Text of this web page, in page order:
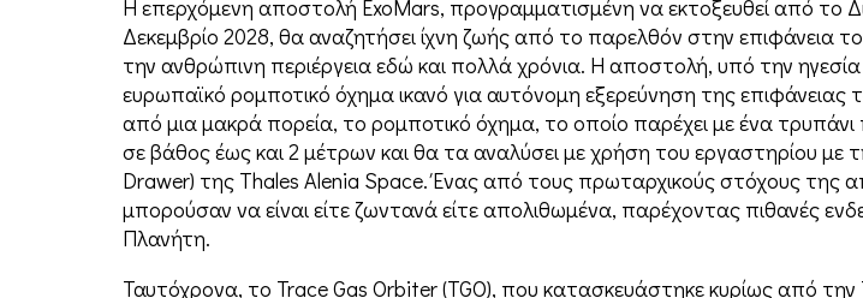
Η επερχόμενη αποστολή ExoMars, προγραμματισμένη να εκτοξευθεί από το
Δεκεμβρίο 2028, θα αναζητήσει ίχνη ζωής από το παρελθόν στην επιφάνεια
την ανθρώπινη περιέργεια εδώ και πολλά χρόνια. Η αποστολή, υπό την
ευρωπαϊκό ρομποτικό όχημα ικανό για αυτόνομη εξερεύνηση της
από μια μακρά πορεία, το ρομποτικό όχημα, το οποίο παρέχει με ένα
σε βάθος έως και 2 μέτρων και θα τα αναλύσει με χρήση του εργαστηρίου
Drawer) της Thales Alenia Space. Ένας από τους πρωταρχικούς στόχους της
μπορούσαν να είναι είτε ζωντανά είτε απολιθωμένα, παρέχοντας πιθανές
Πλανήτη.
Ταυτόχρονα, το Trace Gas Orbiter (TGO), που κατασκευάστηκε κυρίως από